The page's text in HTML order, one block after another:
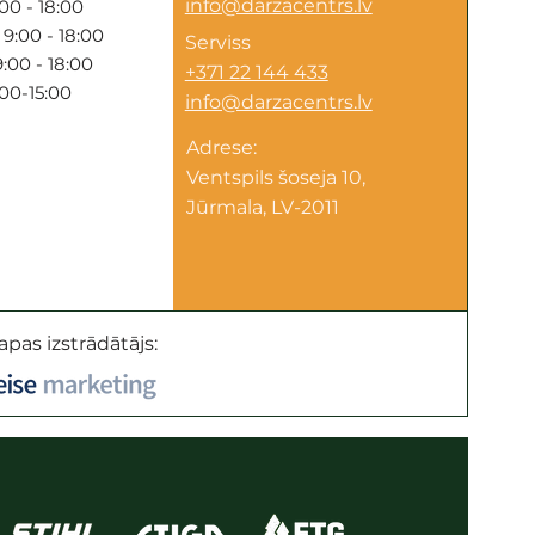
- 18:00
- 18:00
- 18:00
15:00
info@darzacentrs.lv
Serviss
+371 22 144 433
info@darzacentrs.lv
Adrese:
Ventspils šoseja 10,
Jūrmala, LV-2011
izstrādātājs: